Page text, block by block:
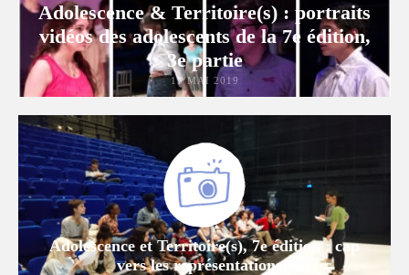
Adolescence & Territoire(s) : portraits
vidéos des adolescents de la 7e édition,
3e partie
13 MAI 2019
Adolescence et Territoire(s), 7e édition : cap
vers les représentations !